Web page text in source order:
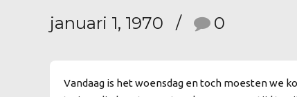
januari 1, 1970 0
Vandaag is het woensdag en toch moesten we